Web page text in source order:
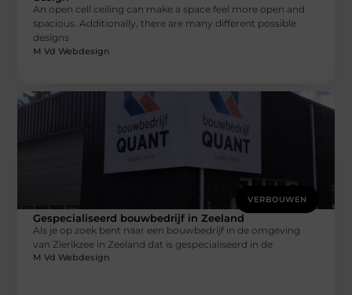
An open cell ceiling can make a space feel more open and
spacious. Additionally, there are many different possible
designs
M Vd Webdesign
VERBOUWEN
Gespecialiseerd bouwbedrijf in Zeeland
Als je op zoek bent naar een bouwbedrijf in de omgeving
van Zierikzee in Zeeland dat is gespecialiseerd in de
M Vd Webdesign